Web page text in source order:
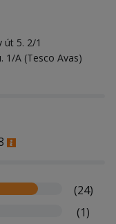
út 5. 2/1
1/A (Tesco Avas)
(24)
(1)